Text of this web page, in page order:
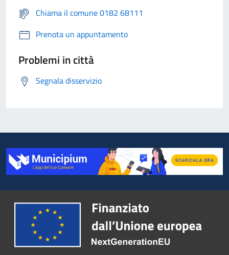
Chiama il comune 0182 68111
Prenota un appuntamento
Problemi in città
Segnala disservizio